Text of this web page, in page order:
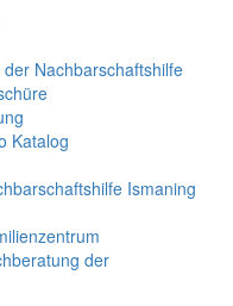
Nachbarschaftshilfe
Katalog
Ismaning
der